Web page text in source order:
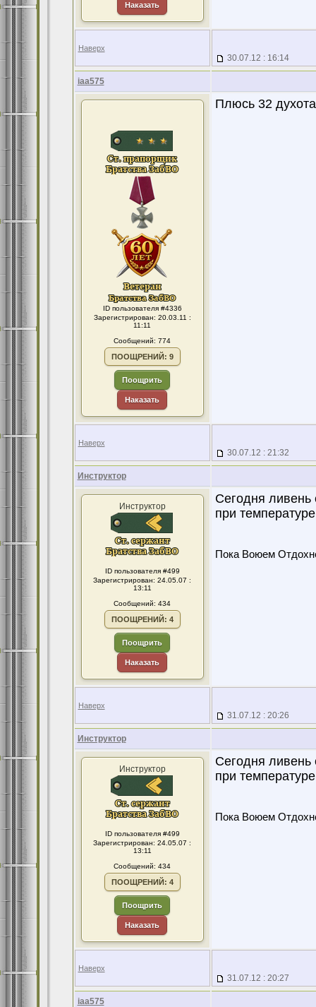
Наказать
Наверх
30.07.12 : 16:14
iaa575
ID пользователя #4336
Зарегистрирован: 20.03.11 :
11:11
Сообщений: 774
ПООЩРЕНИЙ: 9
Поощрить
Наказать
Плюсь 32
Наверх
30.07.12 : 21:32
Инструктор
Инструктор
ID пользователя #499
Зарегистрирован: 24.05.07 :
13:11
Сообщений: 434
ПООЩРЕНИЙ: 4
Поощрить
Наказать
Сегодня ливень
при
Пока Воюем
Наверх
31.07.12 : 20:26
Инструктор
Инструктор
ID пользователя #499
Зарегистрирован: 24.05.07 :
13:11
Сообщений: 434
ПООЩРЕНИЙ: 4
Поощрить
Наказать
Сегодня ливень
при
Пока Воюем
Наверх
31.07.12 : 20:27
iaa575